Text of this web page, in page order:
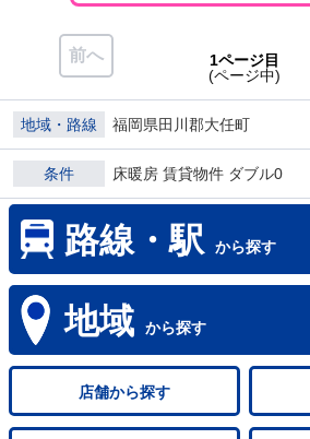
前へ
1ページ目
(ページ中)
地域・路線 福岡県田川郡大任町
条件 床暖房 賃貸物件 ダブル0
路線・駅 から探す
地域 から探す
店舗から探す